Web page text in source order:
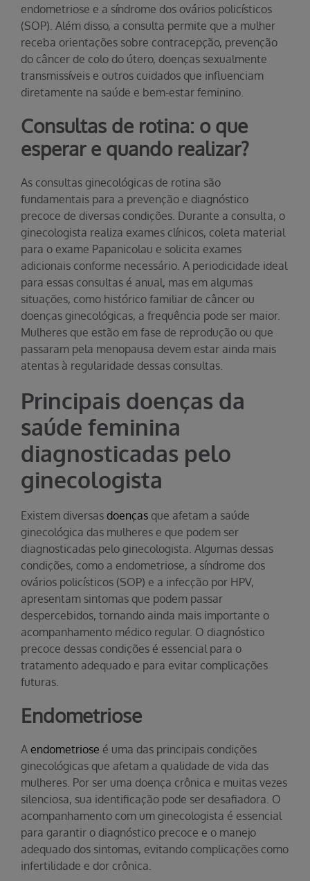
endometriose e a síndrome dos ovários policísticos
(SOP). Além disso, a consulta permite que a mulher
receba orientações sobre contracepção, prevenção
do câncer de colo do útero, doenças sexualmente
transmissíveis e outros cuidados que influenciam
diretamente na saúde e bem-estar feminino.
Consultas de rotina: o que
esperar e quando realizar?
As consultas ginecológicas de rotina são
fundamentais para a prevenção e diagnóstico
precoce de diversas condições. Durante a consulta, o
ginecologista realiza exames clínicos, coleta material
para o exame Papanicolau e solicita exames
adicionais conforme necessário. A periodicidade ideal
para essas consultas é anual, mas em algumas
situações, como histórico familiar de câncer ou
doenças ginecológicas, a frequência pode ser maior.
Mulheres que estão em fase de reprodução ou que
passaram pela menopausa devem estar ainda mais
atentas à regularidade dessas consultas.
Principais doenças da
saúde feminina
diagnosticadas pelo
ginecologista
Existem diversas doenças que afetam a saúde
ginecológica das mulheres e que podem ser
diagnosticadas pelo ginecologista. Algumas dessas
condições, como a endometriose, a síndrome dos
ovários policísticos (SOP) e a infecção por HPV,
apresentam sintomas que podem passar
despercebidos, tornando ainda mais importante o
acompanhamento médico regular. O diagnóstico
precoce dessas condições é essencial para o
tratamento adequado e para evitar complicações
futuras.
Endometriose
A endometriose é uma das principais condições
ginecológicas que afetam a qualidade de vida das
mulheres. Por ser uma doença crônica e muitas vezes
silenciosa, sua identificação pode ser desafiadora. O
acompanhamento com um ginecologista é essencial
para garantir o diagnóstico precoce e o manejo
adequado dos sintomas, evitando complicações como
infertilidade e dor crônica.